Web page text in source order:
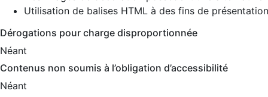
Utilisation de balises HTML à des fins de
Dérogations pour charge disproportionnée
Néant
Contenus non soumis à l’obligation d’accessibilité
Néant